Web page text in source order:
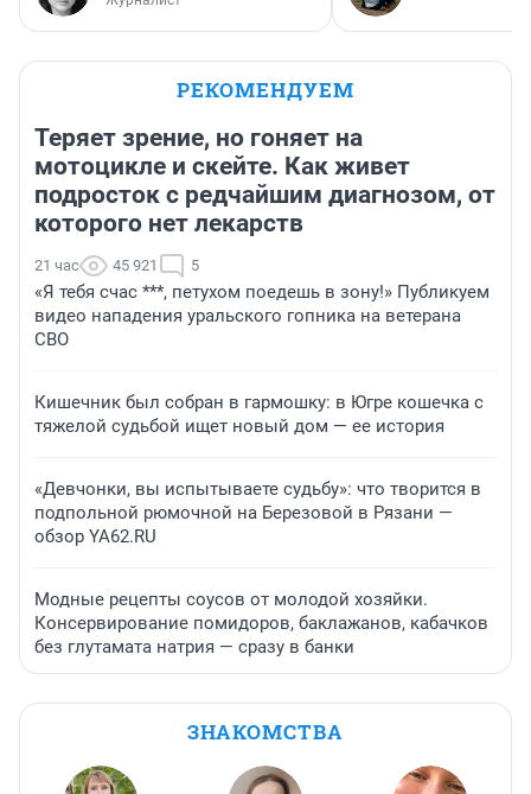
РЕКОМЕНДУЕМ
Теряет зрение, но гоняет на
мотоцикле и скейте. Как живет
подросток с редчайшим диагнозом, от
которого нет лекарств
21 час 45 921 5
«Я тебя счас ***, петухом поедешь в зону!» Публикуем
видео нападения уральского гопника на ветерана
СВО
Кишечник был собран в гармошку: в Югре кошечка с
тяжелой судьбой ищет новый дом — ее история
«Девчонки, вы испытываете судьбу»: что творится в
подпольной рюмочной на Березовой в Рязани —
обзор YA62.RU
Модные рецепты соусов от молодой хозяйки.
Консервирование помидоров, баклажанов, кабачков
без глутамата натрия — сразу в банки
ЗНАКОМСТВА